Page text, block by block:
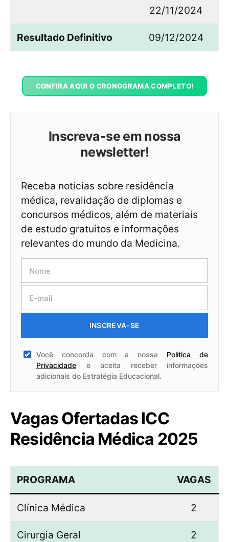
22/11/2024
Resultado Definitivo 09/12/2024
CONFIRA AQUI O CRONOGRAMA COMPLETO!
Inscreva-se em nossa
newsletter!
Receba notícias sobre residência
médica, revalidação de diplomas e
concursos médicos, além de materiais
de estudo gratuitos e informações
relevantes do mundo da Medicina.
INSCREVA-SE
Você concorda com a nossa Política de
Privacidade e aceita receber informações
adicionais do Estratégia Educacional.
Vagas Ofertadas ICC
Residência Médica 2025
PROGRAMA VAGAS
Clínica Médica 2
Cirurgia Geral 2